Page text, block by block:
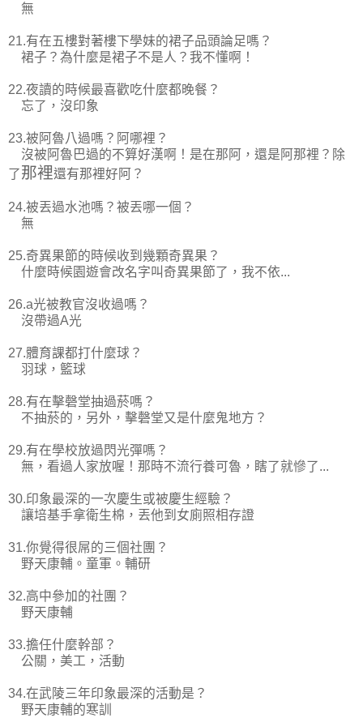
無
21.有在五樓對著樓下學妹的裙子品頭論足嗎？
裙子？為什麼是裙子不是人？我不懂啊！
22.夜讀的時候最喜歡吃什麼都晚餐？
忘了，沒印象
23.被阿魯八過嗎？阿哪裡？
沒被阿魯巴過的不算好漢啊！是在那阿，還是阿那裡？除
了那裡還有那裡好阿？
24.被丟過水池嗎？被丟哪一個？
無
25.奇異果節的時候收到幾顆奇異果？
什麼時候園遊會改名字叫奇異果節了，我不依...
26.a光被教官沒收過嗎？
沒帶過A光
27.體育課都打什麼球？
羽球，籃球
28.有在擊磬堂抽過菸嗎？
不抽菸的，另外，擊磬堂又是什麼鬼地方？
29.有在學校放過閃光彈嗎？
無，看過人家放喔！那時不流行養可魯，瞎了就慘了...
30.印象最深的一次慶生或被慶生經驗？
讓培基手拿衛生棉，丟他到女廁照相存證
31.你覺得很屌的三個社團？
野天康輔。童軍。輔研
32.高中參加的社團？
野天康輔
33.擔任什麼幹部？
公關，美工，活動
34.在武陵三年印象最深的活動是？
野天康輔的寒訓